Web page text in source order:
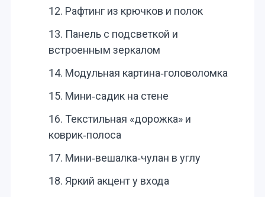
12. Рафтинг из крючков и полок
13. Панель с подсветкой и
встроенным зеркалом
14. Модульная картина‑головоломка
15. Мини‑садик на стене
16. Текстильная «дорожка» и
коврик‑полоса
17. Мини‑вешалка‑чулан в углу
18. Яркий акцент у входа